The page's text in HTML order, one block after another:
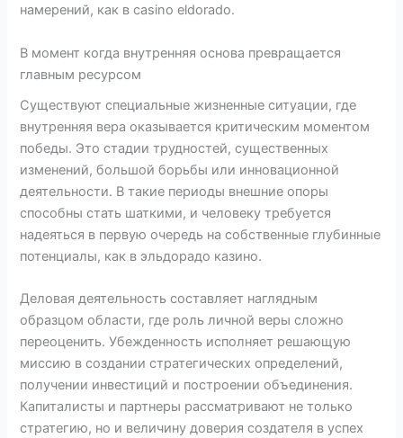
намерений, как в casino eldorado.
В момент когда внутренняя основа превращается
главным ресурсом
Существуют специальные жизненные ситуации, где
внутренняя вера оказывается критическим моментом
победы. Это стадии трудностей, существенных
изменений, большой борьбы или инновационной
деятельности. В такие периоды внешние опоры
способны стать шаткими, и человеку требуется
надеяться в первую очередь на собственные глубинные
потенциалы, как в эльдорадо казино.
Деловая деятельность составляет наглядным
образцом области, где роль личной веры сложно
переоценить. Убежденность исполняет решающую
миссию в создании стратегических определений,
получении инвестиций и построении объединения.
Капиталисты и партнеры рассматривают не только
стратегию, но и величину доверия создателя в успех